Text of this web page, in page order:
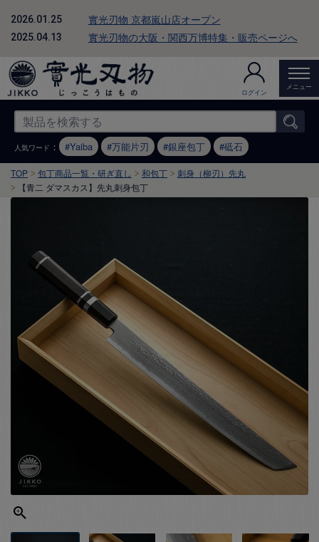
2026.01.25 實光刃物 京都嵐山店オープン
2025.04.13 實光刃物の大阪・関西万博特集・販売ページへ
ログイン
メニュー
人気ワード ： Yaiba 万能片刃 銀座包丁 砥石
TOP 包丁商品一覧・研ぎ直し 和包丁
刺身（柳刃）先丸
【青二 ダマスカス】先丸刺身包丁